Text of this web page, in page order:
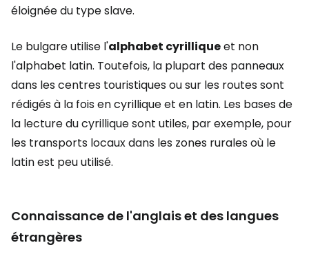
éloignée du type slave.
Le bulgare utilise l'alphabet cyrilliqueet non
l'alphabet latin. Toutefois, la plupart des panneaux
dans les centres touristiques ou sur les routes sont
rédigés à la fois en cyrillique et en latin. Les bases de
la lecture du cyrillique sont utiles, par exemple, pour
les transports locaux dans les zones rurales où le
latin est peu utilisé.
Connaissance de l'anglais et des langues
étrangères